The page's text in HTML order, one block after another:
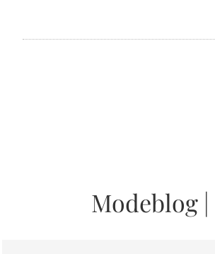
Modeblog |